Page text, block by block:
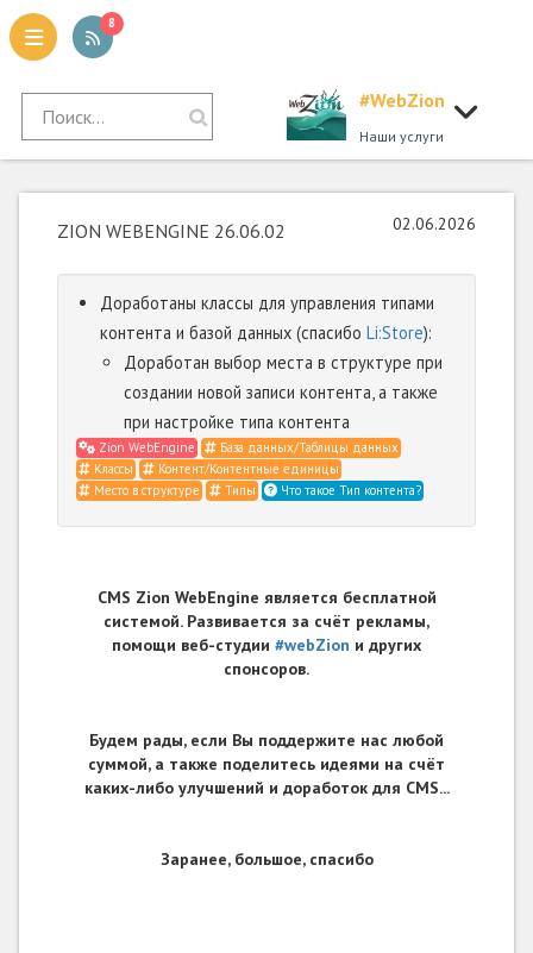
8
#WebZion
Наши услуги
ZION WEBENGINE 26.06.02 02.06.2026
Доработаны классы для управления типами
контента и базой данных (спасибо Li:Store):
Доработан выбор места в структуре при
создании новой записи контента, а также
при настройке типа контента
Zion WebEngine
База данных/Таблицы данных
Классы
Контент/Контентные единицы
Место в структуре
Типы Что такое Тип контента?
CMS Zion WebEngine является бесплатной
системой. Развивается за счёт рекламы,
помощи веб-студии #webZion и других
спонсоров.
Будем рады, если Вы поддержите нас любой
суммой, а также поделитесь идеями на счёт
каких-либо улучшений и доработок для CMS...
Заранее, большое, спасибо